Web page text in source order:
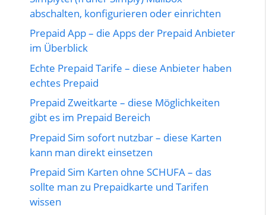
abschalten, konfigurieren oder einrichten
Prepaid App – die Apps der Prepaid Anbieter
im Überblick
Echte Prepaid Tarife – diese Anbieter haben
echtes Prepaid
Prepaid Zweitkarte – diese Möglichkeiten
gibt es im Prepaid Bereich
Prepaid Sim sofort nutzbar – diese Karten
kann man direkt einsetzen
Prepaid Sim Karten ohne SCHUFA – das
sollte man zu Prepaidkarte und Tarifen
wissen